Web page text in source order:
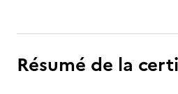
Résumé de la